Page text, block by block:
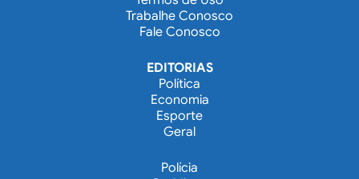
Trabalhe Conosco
Fale Conosco
EDITORIAS
Política
Economia
Esporte
Geral
Polícia